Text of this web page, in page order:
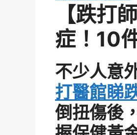
【跌打
症！10
不少人意
打醫館睇
倒扭傷後